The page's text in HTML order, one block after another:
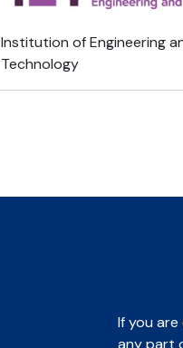
Institution of Engineering
Technology
If you
any part